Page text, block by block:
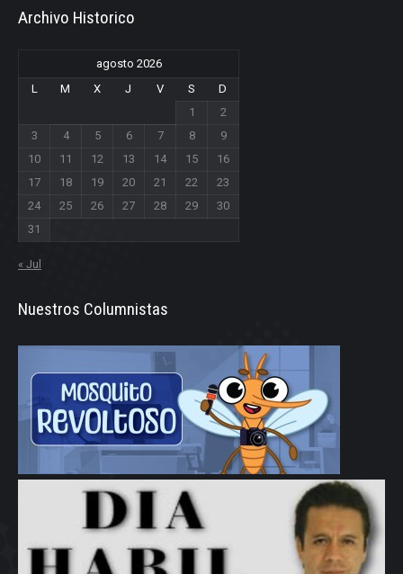
Archivo Historico
agosto 2026
L
M X J V S
D
1
2
3
4 5 6 7 8
9
10
11 12 13 14 15
16
17
18 19 20 21 22
23
24
25 26 27 28 29
30
31
« Jul
Nuestros Columnistas